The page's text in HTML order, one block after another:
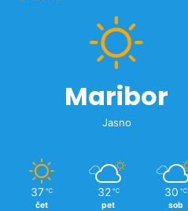
Maribor
Jasno
37 ℃
čet
32 ℃
pet
30 ℃
sob